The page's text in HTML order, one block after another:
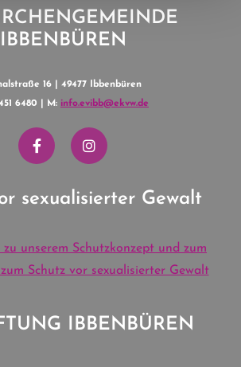
IBBENBÜREN
16 | 49477 Ibbenbüren
6480 | M: info.evibb@ekvw.de
sexualisierter Gewalt
unserem Schutzkonzept und zum
Schutz vor sexualisierter Gewalt
IBBENBÜREN